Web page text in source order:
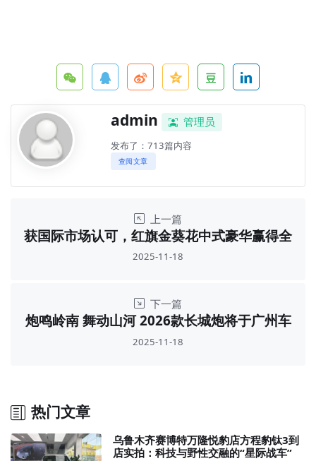
admin 管理员
发布了：713篇内容
查阅文章
上一篇
获国际市场认可，红旗金葵花中式豪华赢得全
球青睐
2025-11-18
下一篇
炮鸣岭南 舞动山河 2026款长城炮将于广州车
展正式上市
2025-11-18
热门文章
乌鲁木齐赛博特万隆悦豹店方程豹钛3到
店实拍：科技与野性交融的“星际战车”